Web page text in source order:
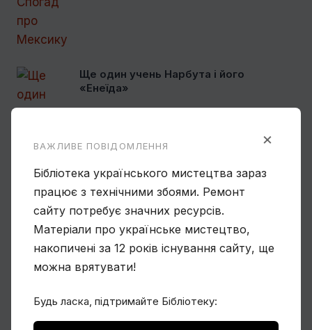
Ще один учень Нарбута і його
«Енеїда»
Чому Віктор Замирайло український
художник?
×
ВАЖЛИВЕ ПОВІДОМЛЕННЯ
Бібліотека українського мистецтва зараз
працює з технічними збоями. Ремонт
сайту потребує значних ресурсів.
Матеріали про українське мистецтво,
накопичені за 12 років існування сайту, ще
можна врятувати!
Будь ласка, підтримайте Бібліотеку: